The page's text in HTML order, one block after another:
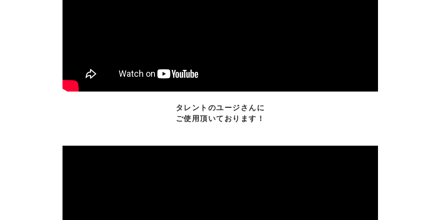
タレントのユージさんに
ご使用頂いております！